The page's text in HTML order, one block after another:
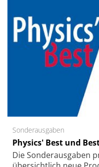
Sonderausgaben
Physics' Best und
Die Sonder­ausgaben